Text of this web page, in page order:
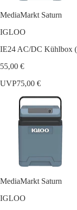
MediaMarkt Saturn
IGLOO
IE24 AC/DC Kühlbox
55,00 €
UVP75,00 €
MediaMarkt Saturn
IGLOO